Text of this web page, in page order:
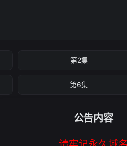
第2集
第6集
公告内容
请牢记永久域名